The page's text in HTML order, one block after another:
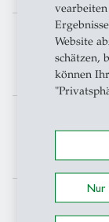
Website
schätzen,
können
Nur
Joint Medical